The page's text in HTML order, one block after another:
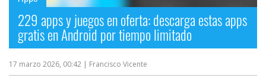
Trucos
y
Tutoriales
229 apps y juegos en oferta: descarga estas apps
gratis en Android por tiempo limitado
17 marzo 2026, 00:42 | Francisco Vicente